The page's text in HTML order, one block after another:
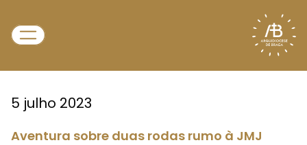
5 julho 2023
Aventura sobre duas rodas rumo à JMJ